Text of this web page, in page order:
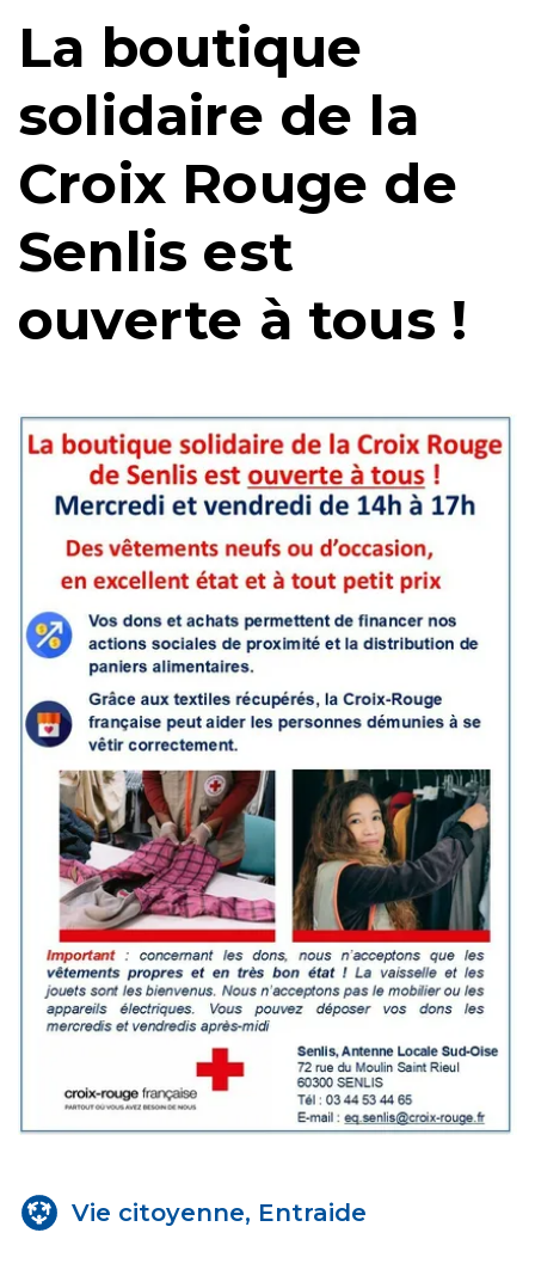
La boutique
solidaire de la
Croix Rouge de
Senlis est
ouverte à tous !
Vie citoyenne, Entraide